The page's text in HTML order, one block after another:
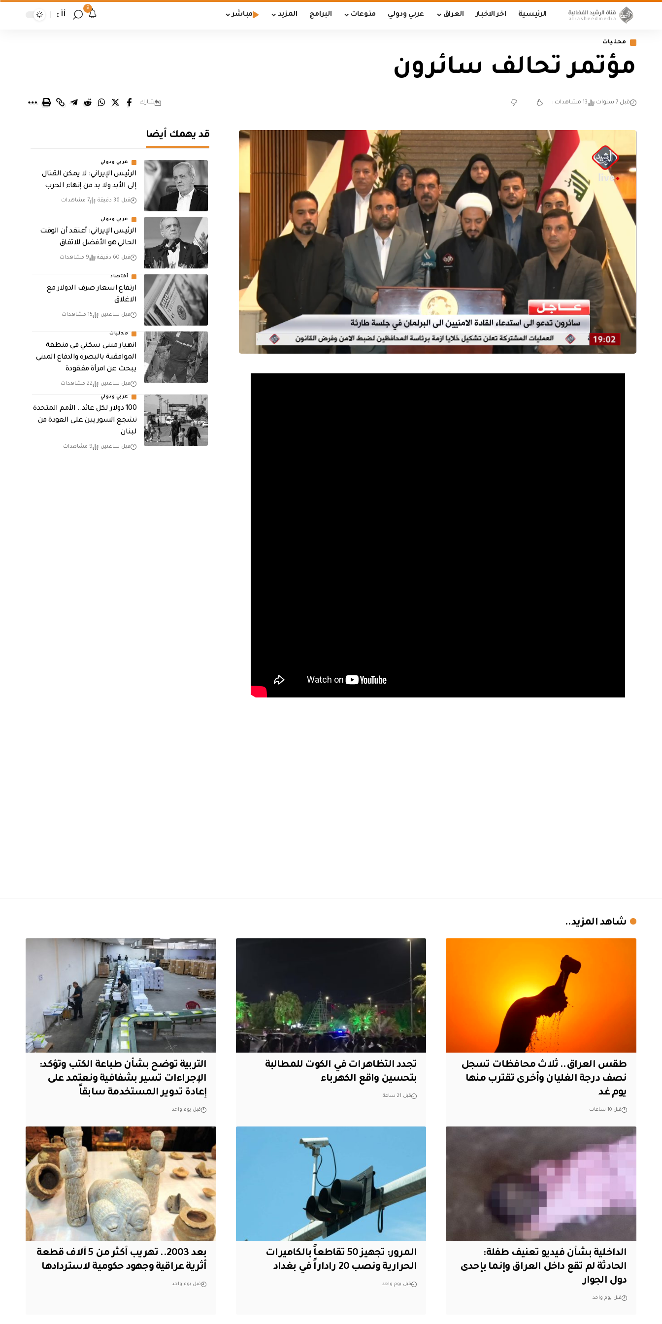
الرئيسية اخر الاخبار العراق عربي ودولي منوعات البرامج المزيد مباشر
9
أأ
محليات
مؤتمر تحالف سائرون
قبل 7 سنوات 13 مشاهدات شارك
قد يهمك أيضا
عربي ودولي
الرئيس الإيراني: لا يمكن القتال
إلى الأبد ولا بد من إنهاء الحرب
قبل 36 دقيقة 7 مشاهدات
عربي ودولي
الرئيس الإيراني: أعتقد أن الوقت
الحالي هو الأفضل للاتفاق
قبل 60 دقيقة 9 مشاهدات
أقتصاد
ارتفاع اسعار صرف الدولار مع
الاغلاق
قبل ساعتين 15 مشاهدات
محليات
انهيار مبنى سكني في منطقة
الموافقية بالبصرة والدفاع المدني
يبحث عن امرأة مفقودة
قبل ساعتين 22 مشاهدات
عربي ودولي
100 دولار لكل عائد.. الأمم المتحدة
تشجع السوريين على العودة من
لبنان
قبل ساعتين 9 مشاهدات
شاهد المزيد..
طقس العراق.. ثلاث محافظات تسجل
نصف درجة الغليان وأخرى تقترب منها
يوم غد
قبل 10 ساعات
تجدد التظاهرات في الكوت للمطالبة
بتحسين واقع الكهرباء
قبل 21 ساعة
التربية توضح بشأن طباعة الكتب وتؤكد:
الإجراءات تسير بشفافية ونعتمد على
إعادة تدوير المستخدمة سابقاً
قبل يوم واحد
الداخلية بشأن فيديو تعنيف طفلة:
الحادثة لم تقع داخل العراق وإنما بإحدى
دول الجوار
قبل يوم واحد
المرور: تجهيز 50 تقاطعاً بالكاميرات
الحرارية ونصب 20 راداراً في بغداد
قبل يوم واحد
بعد 2003.. تهريب أكثر من 5 آلاف قطعة
أثرية عراقية وجهود حكومية لاستردادها
قبل يوم واحد